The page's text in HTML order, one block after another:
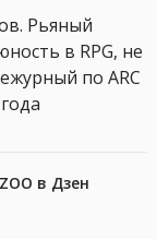
Рьяный
в RPG, не
по ARC
в Дзен